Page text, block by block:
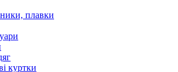
плавки
куртки